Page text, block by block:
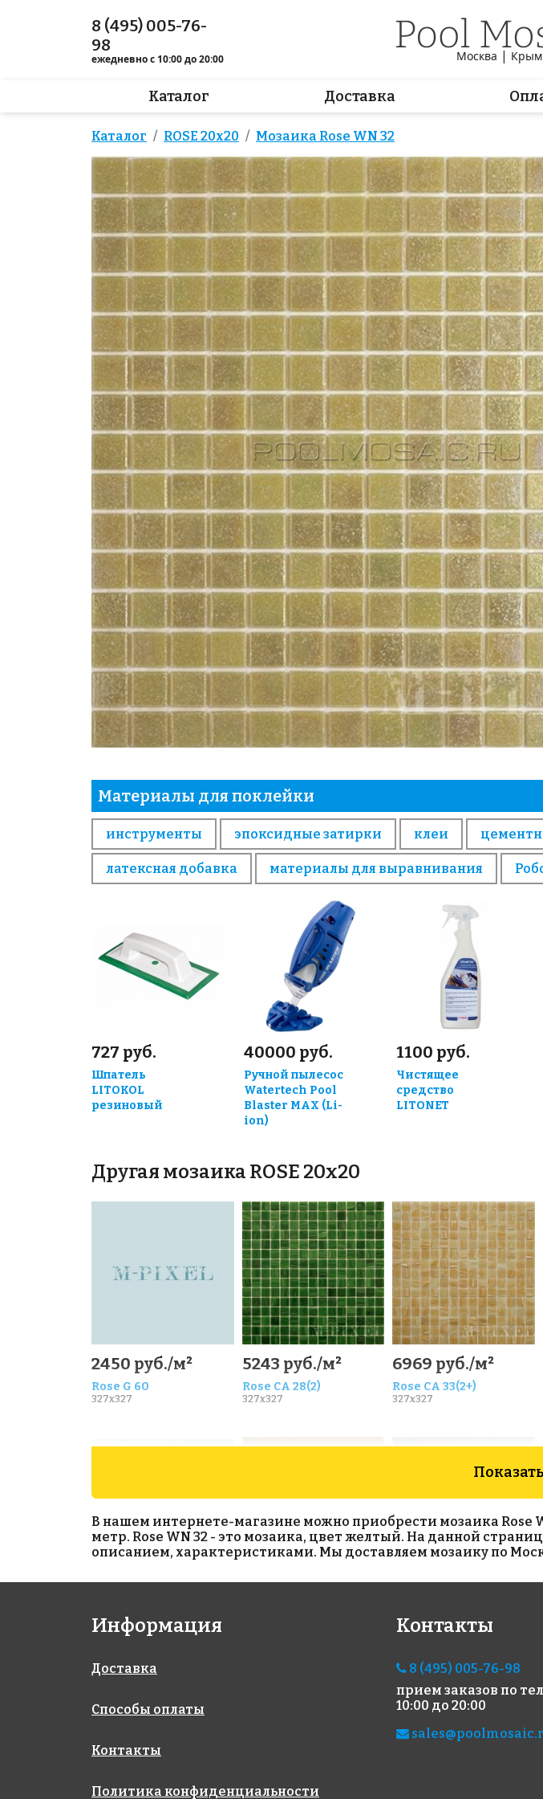
8 (495) 005-76-
98
ежедневно с 10:00 до 20:00 Москва | Крым
Каталог Доставка
Каталог ROSE 20x20 Мозаика Rose WN 32
Материалы для поклейки
инструменты эпоксидные затирки клеи
латексная добавка материалы для выравнивания
727 руб.
Шпатель
LITOKOL
резиновый
40000 руб.
Ручной пылесос
Watertech Pool
Blaster MAX (Li-
ion)
1100 руб.
Чистящее
средство
LITONET
Другая мозаика ROSE 20x20
2450 руб./м²
Rose G 60
327x327
5243 руб./м²
Rose CA 28(2)
327x327
6969 руб./м²
Rose CA 33(2+)
327x327
Golden Effect
JN02-20
Rose WB 09
327x327
В нашем интернете-магазине можно приобрести мозаика Rose
метр. Rose WN 32 - это мозаика, цвет желтый. На данной
описанием, характеристиками. Мы доставляем мозаику по
Информация
Доставка
Способы оплаты
Контакты
Политика конфиденциальности
Контакты
8 (495) 005-76-98
прием заказов по
10:00 до 20:00